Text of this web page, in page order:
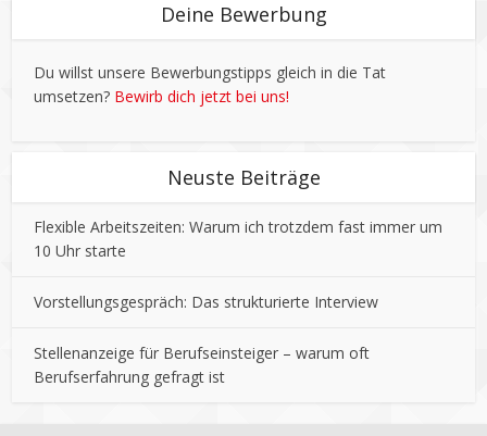
Deine Bewerbung
Du willst unsere Bewerbungstipps gleich in die Tat
umsetzen? Bewirb dich jetzt bei uns!
Neuste Beiträge
Flexible Arbeitszeiten: Warum ich trotzdem fast immer um
10 Uhr starte
Vorstellungsgespräch: Das strukturierte Interview
Stellenanzeige für Berufseinsteiger – warum oft
Berufserfahrung gefragt ist